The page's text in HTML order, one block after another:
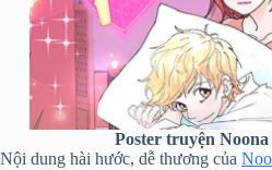
Poster truyện
Nội dung hài hước, dễ thương của